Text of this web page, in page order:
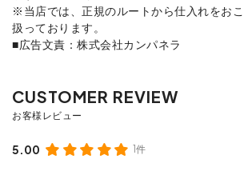
※当店では、正規のルートから仕入れをお
扱っております。
■広告文責：株式会社カンパネラ
5.00 1件